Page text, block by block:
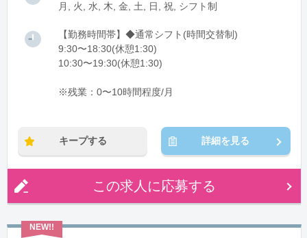
月, 火, 水, 木, 金, 土, 日, 祝, シフト制
【勤務時間帯】◆通常シフト(時間交替制)
9:30〜18:30(休憩1:30)
10:30〜19:30(休憩1:30)
※残業：0〜10時間程度/月
キープする 詳細を見る
この求人に応募する